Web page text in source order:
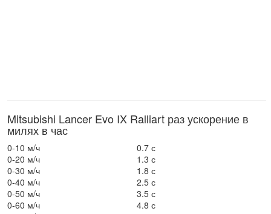
Mitsubishi Lancer Evo IX Ralliart раз ускорение в
милях в час
0-10 м/ч
0.7 с
0-20 м/ч
1.3 с
0-30 м/ч
1.8 с
0-40 м/ч
2.5 с
0-50 м/ч
3.5 с
0-60 м/ч
4.8 с